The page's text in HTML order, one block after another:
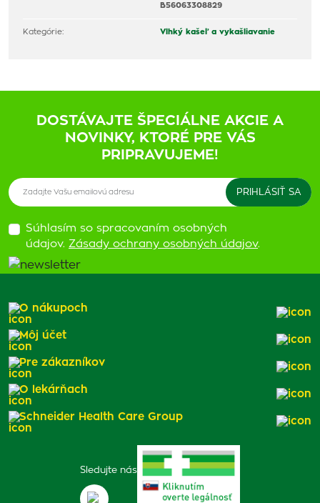
B56063308829
Kategórie: Vlhký kašeľ a vykašliavanie
DOSTÁVAJTE ŠPECIÁLNE AKCIE A
NOVINKY, KTORÉ PRE VÁS
PRIPRAVUJEME!
Súhlasím so spracovaním osobných
údajov. Zásady ochrany osobných údajov.
Sledujte nás
O nákupoch
Môj účet
Pre zákazníkov
O lekárňach
Schneider Health Care Group